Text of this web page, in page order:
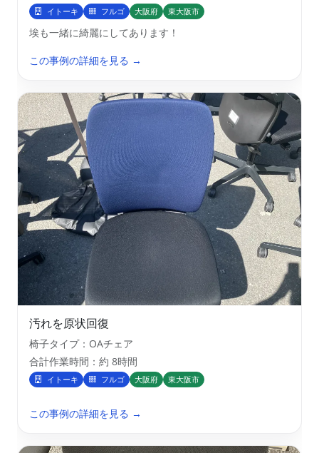
イトーキ フルゴ 大阪府 東大阪市
埃も一緒に綺麗にしてあります！
この事例の詳細を見る →
汚れを原状回復
椅子タイプ：OAチェア
合計作業時間：約 8時間
イトーキ フルゴ 大阪府 東大阪市
この事例の詳細を見る →